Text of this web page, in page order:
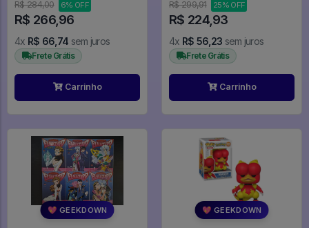
R$ 284,00
6% OFF
R$ 266,96
4x R$ 66,74 sem juros
Frete Grátis
Carrinho
R$ 299,91
25% OFF
R$ 224,93
4x R$ 56,23 sem juros
Frete Grátis
Carrinho
💖 GEEKDOWN 💖 GEEKDOWN